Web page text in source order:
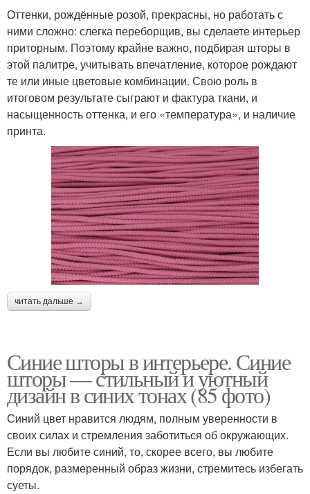
Оттенки, рождённые розой, прекрасны, но работать с
ними сложно: слегка переборщив, вы сделаете интерьер
приторным. Поэтому крайне важно, подбирая шторы в
этой палитре, учитывать впечатление, которое рождают
те или иные цветовые комбинации. Свою роль в
итоговом результате сыграют и фактура ткани, и
насыщенность оттенка, и его «температура», и наличие
принта.
читать дальше →
Синие шторы в интерьере. Синие
шторы — стильный и уютный
дизайн в синих тонах (85 фото)
Синий цвет нравится людям, полным уверенности в
своих силах и стремления заботиться об окружающих.
Если вы любите синий, то, скорее всего, вы любите
порядок, размеренный образ жизни, стремитесь избегать
суеты.